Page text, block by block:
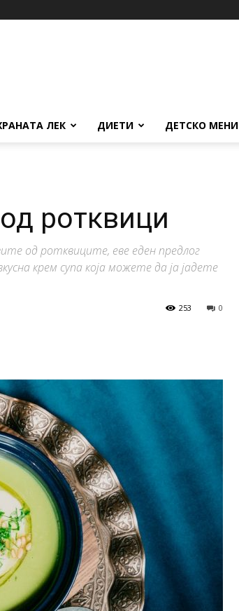
ЛЕК ДИЕТИ ДЕТСКО МЕНИ
ротквици
од ротквиците, еве еден предлог
крем супа која можете да ја јадете
0
253